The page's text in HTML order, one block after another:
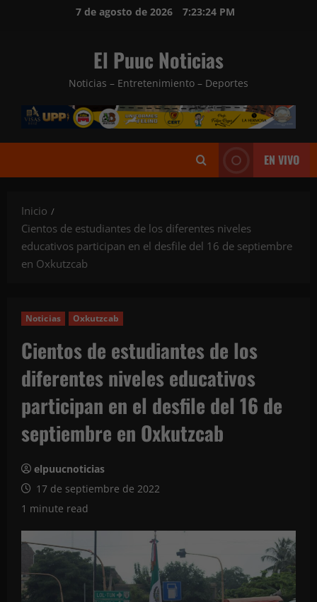
7 de agosto de 2026 7:23:26 PM
El Puuc Noticias
Noticias – Entretenimiento – Deportes
EN VIVO
Inicio
Cientos de estudiantes de los diferentes niveles
educativos participan en el desfile del 16 de septiembre
en Oxkutzcab
Noticias Oxkutzcab
Cientos de estudiantes de los
diferentes niveles educativos
participan en el desfile del 16 de
septiembre en Oxkutzcab
elpuucnoticias
17 de septiembre de 2022
1 minute read